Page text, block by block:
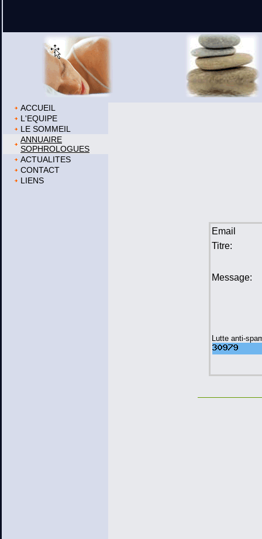
ACCUEIL
L'EQUIPE
LE SOMMEIL
ANNUAIRE
SOPHROLOGUES
ACTUALITES
CONTACT
LIENS
Email
Titre:
Message:
Lutte anti-